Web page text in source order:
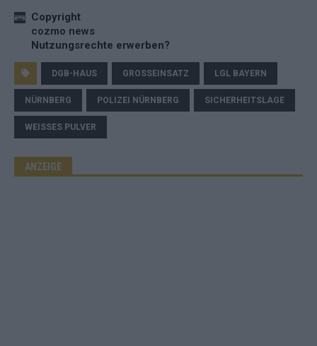
Copyright
cozmo news
Nutzungsrechte erwerben?
DGB-HAUS GROSSEINSATZ LGL BAYERN
NÜRNBERG POLIZEI NÜRNBERG SICHERHEITSLAGE
WEISSES PULVER
ANZEIGE